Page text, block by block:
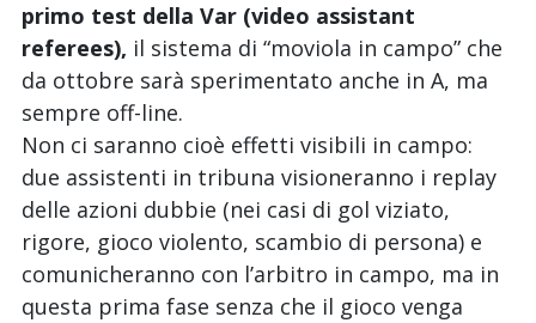
primo test della Var (video assistant
referees), il sistema di “moviola in campo” che
da ottobre sarà sperimentato anche in A, ma
sempre off-line.
Non ci saranno cioè effetti visibili in campo:
due assistenti in tribuna visioneranno i replay
delle azioni dubbie (nei casi di gol viziato,
rigore, gioco violento, scambio di persona) e
comunicheranno con l’arbitro in campo, ma in
questa prima fase senza che il gioco venga